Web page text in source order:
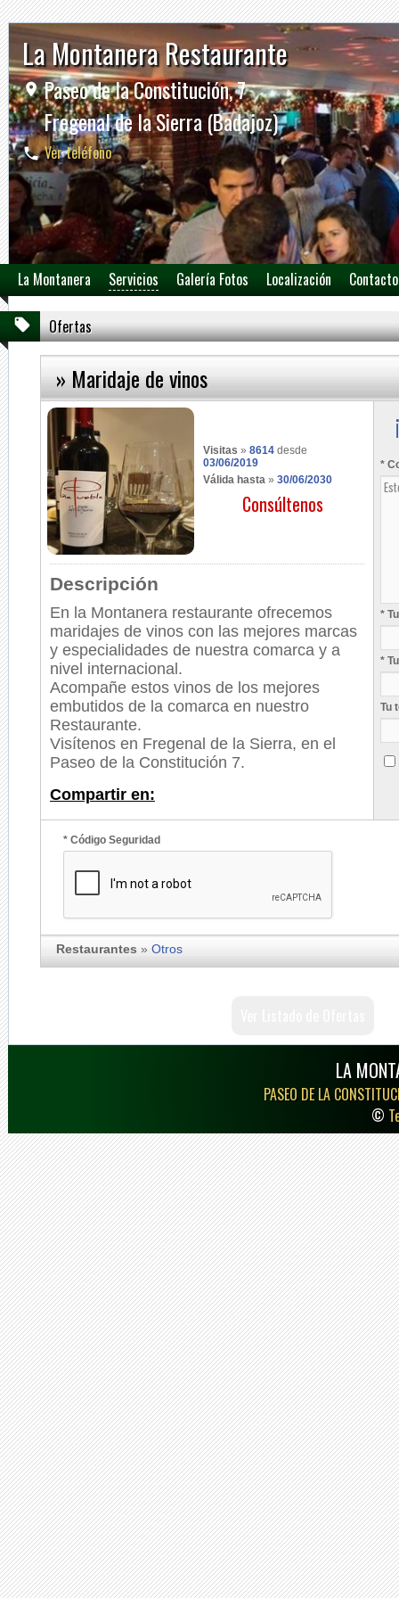
La Montanera Restaurante
Paseo de la Constitución, 7
Fregenal de la Sierra (Badajoz)
Ver teléfono
La Montanera Servicios Galería Fotos Localización
Ofertas
» Maridaje de vinos
Visitas » 8614 desde
03/06/2019
Válida hasta » 30/06/2030
Consúltenos
Descripción
En la Montanera restaurante ofrecemos
maridajes de vinos con las mejores marcas
y especialidades de nuestra comarca y a
nivel internacional.
Acompañe estos vinos de los mejores
embutidos de la comarca en nuestro
Restaurante.
Visítenos en Fregenal de la Sierra, en el
Paseo de la Constitución 7.
Compartir en:
*
*
*
Tu
* Código Seguridad
Restaurantes » Otros
LA
PASEO DE LA
©